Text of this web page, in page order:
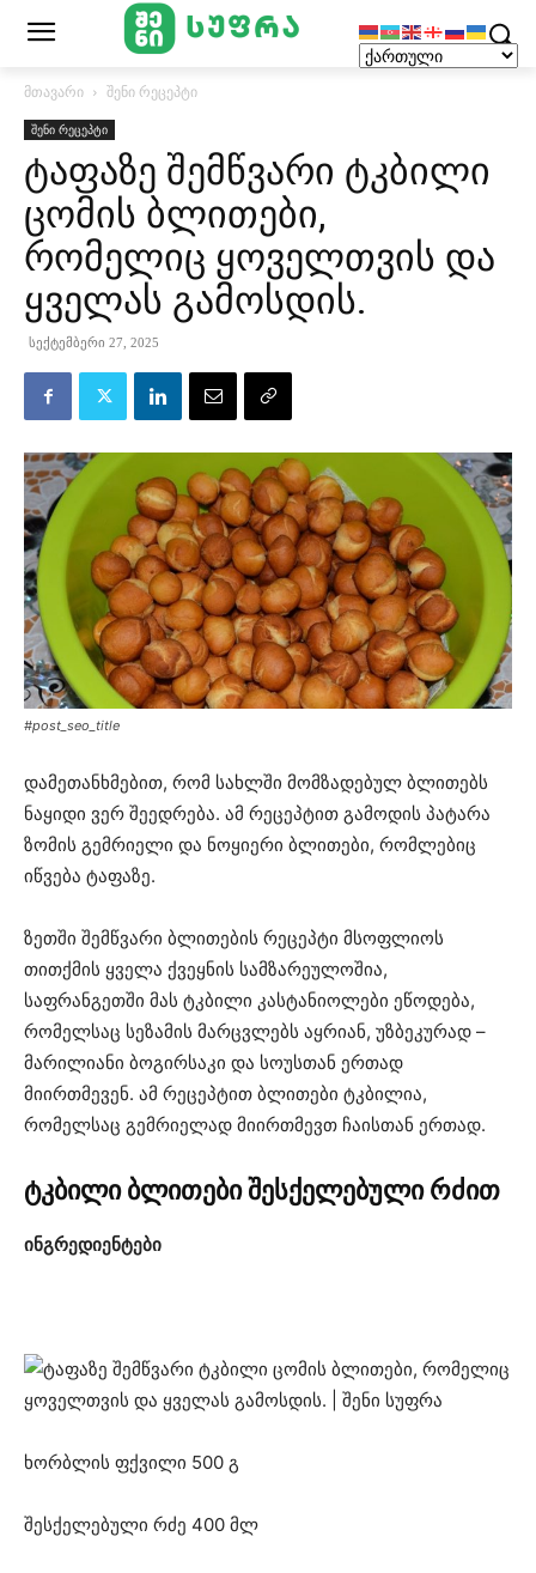
მთავარი შენი რეცეპტი
შენი რეცეპტი
ტაფაზე შემწვარი ტკბილი
ცომის ბლითები,
რომელიც ყოველთვის და
ყველას გამოსდის.
სექტემბერი 27, 2025
#post_seo_title
დამეთანხმებით, რომ სახლში მომზადებულ ბლითებს
ნაყიდი ვერ შეედრება. ამ რეცეპტით გამოდის პატარა
ზომის გემრიელი და ნოყიერი ბლითები, რომლებიც
იწვება ტაფაზე.
ზეთში შემწვარი ბლითების რეცეპტი მსოფლიოს
თითქმის ყველა ქვეყნის სამზარეულოშია,
საფრანგეთში მას ტკბილი კასტანიოლები ეწოდება,
რომელსაც სეზამის მარცვლებს აყრიან, უზბეკურად –
მარილიანი ბოგირსაკი და სოუსთან ერთად
მიირთმევენ. ამ რეცეპტით ბლითები ტკბილია,
რომელსაც გემრიელად მიირთმევთ ჩაისთან ერთად.
ტკბილი ბლითები შესქელებული რძით
ინგრედიენტები
ხორბლის ფქვილი 500 გ
შესქელებული რძე 400 მლ